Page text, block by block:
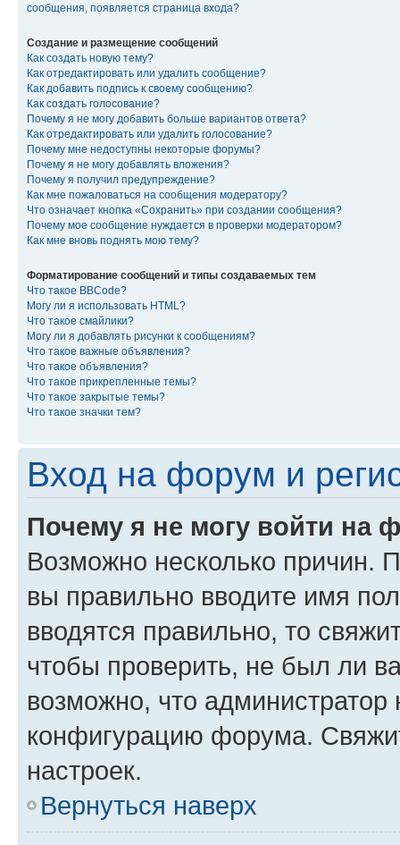
сообщения, появляется страница входа?
Создание и размещение сообщений
Как создать новую тему?
Как отредактировать или удалить сообщение?
Как добавить подпись к своему сообщению?
Как создать голосование?
Почему я не могу добавить больше вариантов ответа?
Как отредактировать или удалить голосование?
Почему мне недоступны некоторые форумы?
Почему я не могу добавлять вложения?
Почему я получил предупреждение?
Как мне пожаловаться на сообщения модератору?
Что означает кнопка «Сохранить» при создании сообщения?
Почему мое сообщение нуждается в проверки модератором?
Как мне вновь поднять мою тему?
Форматирование сообщений и типы создаваемых тем
Что такое BBCode?
Могу ли я использовать HTML?
Что такое смайлики?
Могу ли я добавлять рисунки к сообщениям?
Что такое важные объявления?
Что такое объявления?
Что такое прикрепленные темы?
Что такое закрытые темы?
Что такое значки тем?
Вход на форум и
Почему я не могу войти на
Возможно несколько причин.
вы правильно вводите имя
вводятся правильно, то
чтобы проверить, не был ли
возможно, что администратор
конфигурацию форума.
настроек.
Вернуться наверх